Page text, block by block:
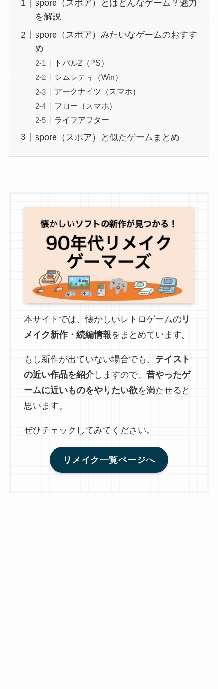
spore（スポア）とはどんなゲーム？魅力
を解説
spore（スポア）みたいなゲームのおすす
め
トバル2（PS）
シムシティ（Win）
アークナイツ（スマホ）
フロー（スマホ）
ライフアフター
spore（スポア）と似たゲームまとめ
本サイトでは、懐かしいレトロゲームのリ
メイク新作・続編情報をまとめています。
もし新作が出ていない場合でも、 テイスト
の近い作品を紹介しますので、 昔やったゲ
ームに近いものをやりたい欲を満たせると
思います。
ぜひチェックしてみてください。
リメイク一覧ページへ